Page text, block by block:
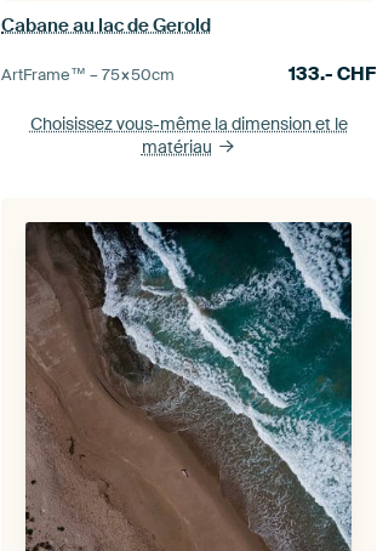
Cabane au lac de Gerold
ArtFrame™ –75×50cm 133.-CHF
Choisissez vous-même la dimensionet le
matériau